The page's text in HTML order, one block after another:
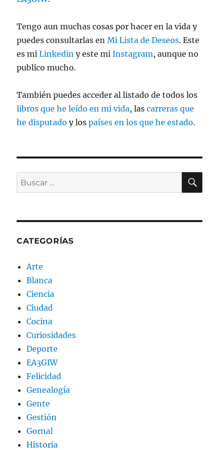
Tengo aun muchas cosas por hacer en la vida y
puedes consultarlas enMi Lista de Deseos. Este
es miLinkedin y este miInstagram, aunque no
publico mucho.
También puedes acceder al listado de todos los
libros que he leído en mi vida, lascarreras que
he disputado y lospaíses en los que he estado.
Buscar
por:
CATEGORÍAS
Arte
Blanca
Ciencia
Ciudad
Cocina
Curiosidades
Deporte
EA3GIW
Felicidad
Genealogía
Gente
Gestión
Gornal
Historia